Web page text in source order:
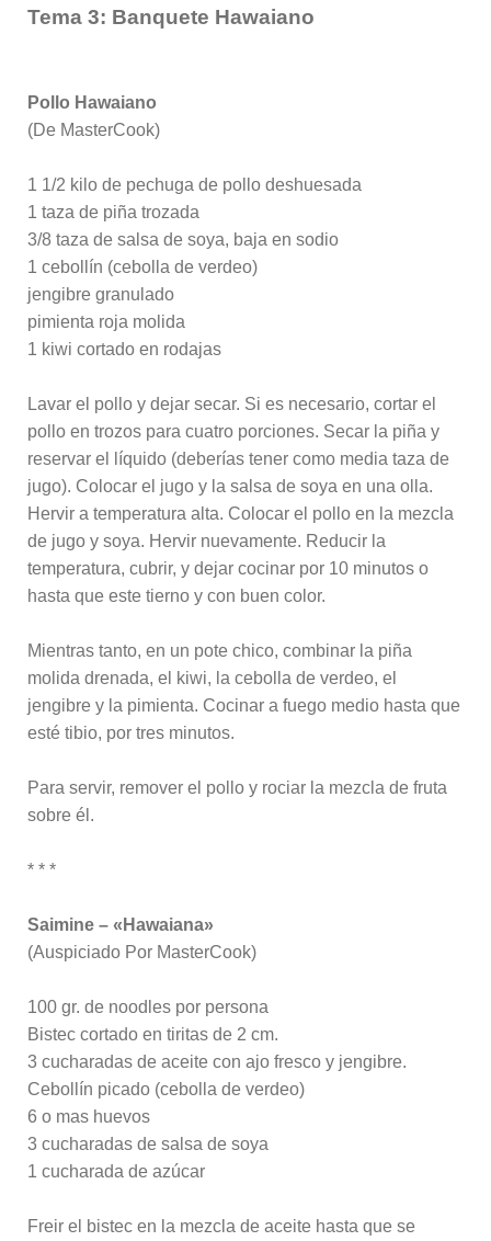
Tema 3: Banquete Hawaiano
Pollo Hawaiano
(De MasterCook)
1 1/2 kilo de pechuga de pollo deshuesada
1 taza de piña trozada
3/8 taza de salsa de soya, baja en sodio
1 cebollín (cebolla de verdeo)
jengibre granulado
pimienta roja molida
1 kiwi cortado en rodajas
Lavar el pollo y dejar secar. Si es necesario, cortar el
pollo en trozos para cuatro porciones. Secar la piña y
reservar el líquido (deberías tener como media taza de
jugo). Colocar el jugo y la salsa de soya en una olla.
Hervir a temperatura alta. Colocar el pollo en la mezcla
de jugo y soya. Hervir nuevamente. Reducir la
temperatura, cubrir, y dejar cocinar por 10 minutos o
hasta que este tierno y con buen color.
Mientras tanto, en un pote chico, combinar la piña
molida drenada, el kiwi, la cebolla de verdeo, el
jengibre y la pimienta. Cocinar a fuego medio hasta que
esté tibio, por tres minutos.
Para servir, remover el pollo y rociar la mezcla de fruta
sobre él.
* * *
Saimine – «Hawaiana»
(Auspiciado Por MasterCook)
100 gr. de noodles por persona
Bistec cortado en tiritas de 2 cm.
3 cucharadas de aceite con ajo fresco y jengibre.
Cebollín picado (cebolla de verdeo)
6 o mas huevos
3 cucharadas de salsa de soya
1 cucharada de azúcar
Freir el bistec en la mezcla de aceite hasta que se